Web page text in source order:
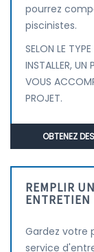
pourrez
piscinistes.
SELON LE
INSTALLER,
VOUS
PROJET.
OBTENEZ
REMPLIR
Gardez votre
service